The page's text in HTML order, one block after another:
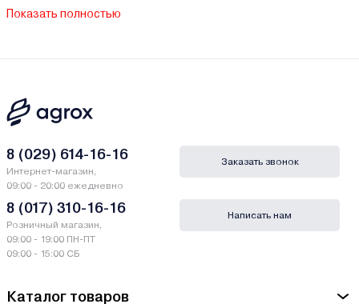
рассрочку и лизинг - у нас только самые выгодные условия от
ведущих банков Беларуси.
Гарантии и сервис - Краскопульты DGM
Производитель DGM - SKIPFIRE LIMITED. Romanou, 2, Tlais
Tower, 6th floor, flat/office 601, P.C.1070, Nicosia, Кипр
Сервисный центр DGM - ООО "ТД Комплект", РБ, г.Минск, ул.
Кнорина,д.50,к.302 А
здесь.
Показать полностью
Каталог товаров
8 (029) 614-16-16
Интернет-магазин,
09:00 - 20:00 ежедневно
8 (017) 310-16-16
Розничный магазин,
09:00 - 19:00 ПН-ПТ
09:00 - 15:00 СБ
Заказать звонок
Написать нам